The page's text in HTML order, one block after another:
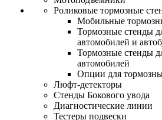
Роликовые тормозные
Мобильные
Тормозные стенды
автомобилей и
Тормозные стенды
автомобилей
Опции для
Люфт-детекторы
Стенды Бокового увода
Диагностические линии
Тестеры подвески